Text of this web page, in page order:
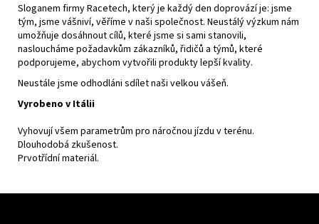
Sloganem firmy Racetech, který je každý den doprovází je: jsme
tým, jsme vášniví, věříme v naši společnost. Neustálý výzkum nám
umožňuje dosáhnout cílů, které jsme si sami stanovili,
nasloucháme požadavkům zákazníků, řidičů a týmů, které
podporujeme, abychom vytvořili produkty lepší kvality.
Neustále jsme odhodláni sdílet naši velkou vášeň.
Vyrobeno v Itálii
Vyhovují všem parametrům pro náročnou jízdu v terénu.
Dlouhodobá zkušenost.
Prvotřídní materiál.